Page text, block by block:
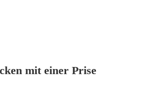
mit einer Prise